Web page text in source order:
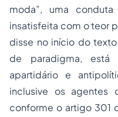
moda”, uma
insatisfeita com o teor
disse no início do
de paradigma, está
apartidário e
inclusive os agentes
conforme o artigo 301